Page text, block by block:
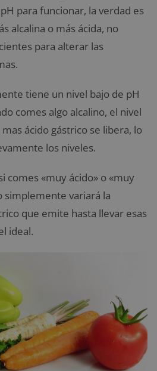
para funcionar, la verdad es
alcalina o más ácida, no
para alterar las
tiene un nivel bajo de pH
comes algo alcalino, el nivel
ácido gástrico se libera, lo
los niveles.
comes «muy ácido» o «muy
simplemente variará la
que emite hasta llevar esas
ideal.